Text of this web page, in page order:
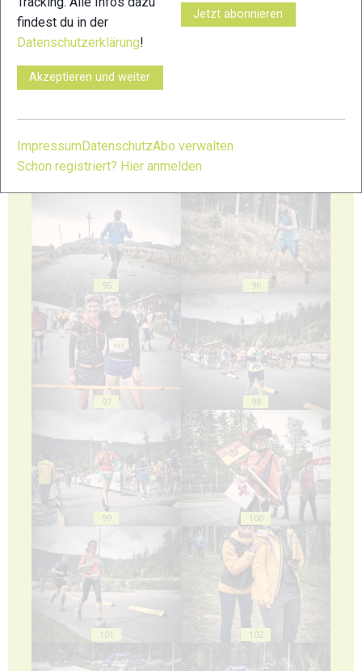
93
95 96
97 98
99 100
101 102
findest du in der
Datenschutzerklärung!
Akzeptieren und weiter
Jetzt abonnieren
Impressum DatenschutzAbo verwalten
Schon registriert? Hier anmelden